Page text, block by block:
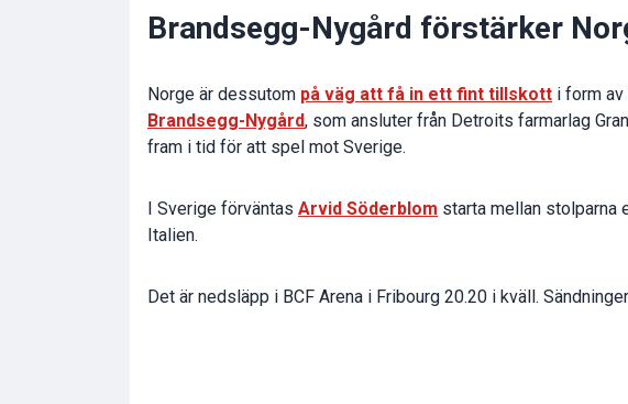
Brandsegg-Nygård förstärker
Norge är dessutom på väg att få in ett fint tillskott i form
Brandsegg-Nygård, som ansluter från Detroits farmarlag
fram i tid för att spel mot Sverige.
I Sverige förväntas Arvid Söderblom starta mellan stolparna
Italien.
Det är nedsläpp i BCF Arena i Fribourg 20.20 i kväll.